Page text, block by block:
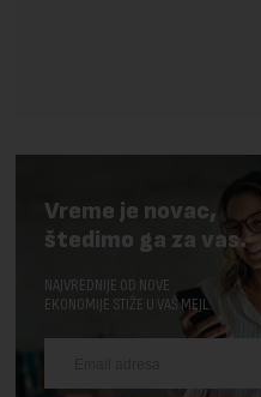
Vreme je novac,
štedimo ga za vas.
NAJVREDNIJE OD NOVE
EKONOMIJE STIŽE U VAŠ MEJL.